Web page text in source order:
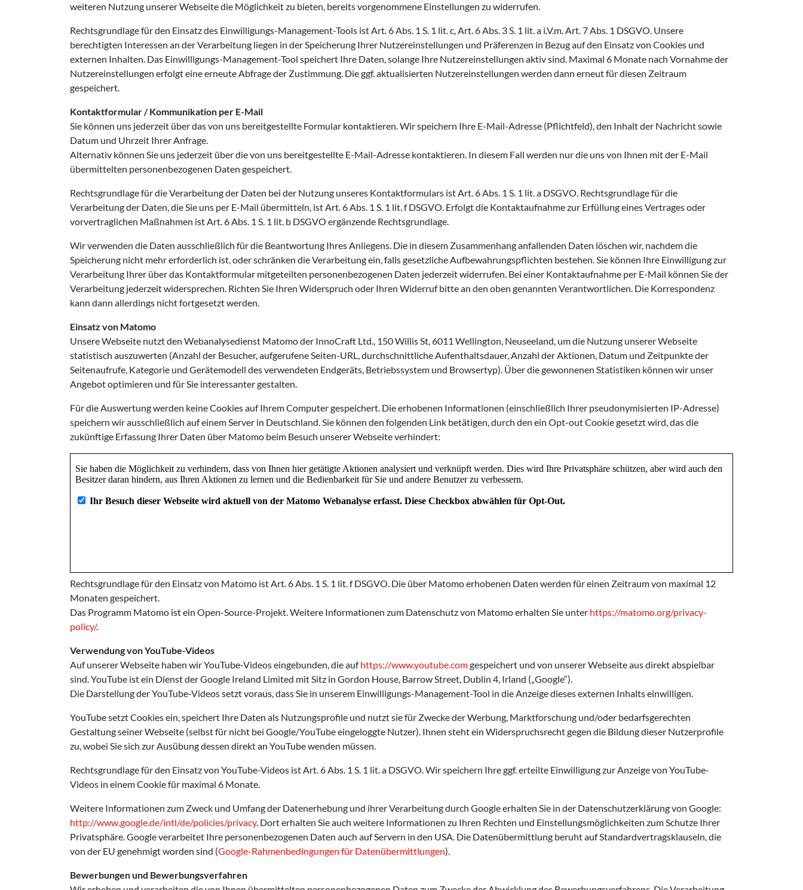
weiteren Nutzung unserer Webseite die Möglichkeit zu bieten, bereits vorgenommene Einstellungen zu widerrufen.
Rechtsgrundlage für den Einsatz des Einwilligungs-Management-Tools ist Art. 6 Abs. 1 S. 1 lit. c, Art. 6 Abs. 3 S. 1 lit. a i.V.m. Art. 7 Abs. 1 DSGVO. Unsere
berechtigten Interessen an der Verarbeitung liegen in der Speicherung Ihrer Nutzereinstellungen und Präferenzen in Bezug auf den Einsatz von Cookies und
externen Inhalten. Das Einwilligungs-Management-Tool speichert Ihre Daten, solange Ihre Nutzereinstellungen aktiv sind. Maximal 6 Monate nach Vornahme der
Nutzereinstellungen erfolgt eine erneute Abfrage der Zustimmung. Die ggf. aktualisierten Nutzereinstellungen werden dann erneut für diesen Zeitraum
gespeichert.
Kontaktformular / Kommunikation per E-Mail
Sie können uns jederzeit über das von uns bereitgestellte Formular kontaktieren. Wir speichern Ihre E-Mail-Adresse (Pflichtfeld), den Inhalt der Nachricht sowie
Datum und Uhrzeit Ihrer Anfrage.
Alternativ können Sie uns jederzeit über die von uns bereitgestellte E-Mail-Adresse kontaktieren. In diesem Fall werden nur die uns von Ihnen mit der E-Mail
übermittelten personenbezogenen Daten gespeichert.
Rechtsgrundlage für die Verarbeitung der Daten bei der Nutzung unseres Kontaktformulars ist Art. 6 Abs. 1 S. 1 lit. a DSGVO. Rechtsgrundlage für die
Verarbeitung der Daten, die Sie uns per E-Mail übermitteln, ist Art. 6 Abs. 1 S. 1 lit. f DSGVO. Erfolgt die Kontaktaufnahme zur Erfüllung eines Vertrages oder
vorvertraglichen Maßnahmen ist Art. 6 Abs. 1 S. 1 lit. b DSGVO ergänzende Rechtsgrundlage.
Wir verwenden die Daten ausschließlich für die Beantwortung Ihres Anliegens. Die in diesem Zusammenhang anfallenden Daten löschen wir, nachdem die
Speicherung nicht mehr erforderlich ist, oder schränken die Verarbeitung ein, falls gesetzliche Aufbewahrungspflichten bestehen. Sie können Ihre Einwilligung zur
Verarbeitung Ihrer über das Kontaktformular mitgeteilten personenbezogenen Daten jederzeit widerrufen. Bei einer Kontaktaufnahme per E-Mail können Sie der
Verarbeitung jederzeit widersprechen. Richten Sie Ihren Widerspruch oder Ihren Widerruf bitte an den oben genannten Verantwortlichen. Die Korrespondenz
kann dann allerdings nicht fortgesetzt werden.
Einsatz von Matomo
Unsere Webseite nutzt den Webanalysedienst Matomo der InnoCraft Ltd., 150 Willis St, 6011 Wellington, Neuseeland, um die Nutzung unserer Webseite
statistisch auszuwerten (Anzahl der Besucher, aufgerufene Seiten-URL, durchschnittliche Aufenthaltsdauer, Anzahl der Aktionen, Datum und Zeitpunkte der
Seitenaufrufe, Kategorie und Gerätemodell des verwendeten Endgeräts, Betriebssystem und Browsertyp). Über die gewonnenen Statistiken können wir unser
Angebot optimieren und für Sie interessanter gestalten.
Für die Auswertung werden keine Cookies auf Ihrem Computer gespeichert. Die erhobenen Informationen (einschließlich Ihrer pseudonymisierten IP-Adresse)
speichern wir ausschließlich auf einem Server in Deutschland. Sie können den folgenden Link betätigen, durch den ein Opt-out Cookie gesetzt wird, das die
zukünftige Erfassung Ihrer Daten über Matomo beim Besuch unserer Webseite verhindert:
Rechtsgrundlage für den Einsatz von Matomo ist Art. 6 Abs. 1 S. 1 lit. f DSGVO. Die über Matomo erhobenen Daten werden für einen Zeitraum von maximal 12
Monaten gespeichert.
Das Programm Matomo ist ein Open-Source-Projekt. Weitere Informationen zum Datenschutz von Matomo erhalten Sie unter https://matomo.org/privacy-
policy/.
Verwendung von YouTube-Videos
Auf unserer Webseite haben wir YouTube-Videos eingebunden, die aufhttps://www.youtube.comgespeichert und von unserer Webseite aus direkt abspielbar
sind. YouTube ist ein Dienst der Google Ireland Limited mit Sitz in Gordon House, Barrow Street, Dublin 4, Irland („Google“).
Die Darstellung der YouTube-Videos setzt voraus, dass Sie in unserem Einwilligungs-Management-Tool in die Anzeige dieses externen Inhalts einwilligen.
YouTube setzt Cookies ein, speichert Ihre Daten als Nutzungsprofile und nutzt sie für Zwecke der Werbung, Marktforschung und/oder bedarfsgerechten
Gestaltung seiner Webseite (selbst für nicht bei Google/YouTube eingeloggte Nutzer). Ihnen steht ein Widerspruchsrecht gegen die Bildung dieser Nutzerprofile
zu, wobei Sie sich zur Ausübung dessen direkt an YouTube wenden müssen.
Rechtsgrundlage für den Einsatz von YouTube-Videos ist Art. 6 Abs. 1 S. 1 lit. a DSGVO. Wir speichern Ihre ggf. erteilte Einwilligung zur Anzeige von YouTube-
Videos in einem Cookie für maximal 6 Monate.
Weitere Informationen zum Zweck und Umfang der Datenerhebung und ihrer Verarbeitung durch Google erhalten Sie in der Datenschutzerklärung von Google:
http://www.google.de/intl/de/policies/privacy. Dort erhalten Sie auch weitere Informationen zu Ihren Rechten und Einstellungsmöglichkeiten zum Schutze Ihrer
Privatsphäre. Google verarbeitet Ihre personenbezogenen Daten auch auf Servern in den USA. Die Datenübermittlung beruht auf Standardvertragsklauseln, die
von der EU genehmigt worden sind (Google-Rahmenbedingungen für Datenübermittlungen).
Bewerbungen und Bewerbungsverfahren